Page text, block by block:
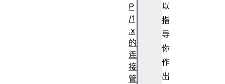
以
指
导
你
作
出
P
/1
.x
的
连
接
管